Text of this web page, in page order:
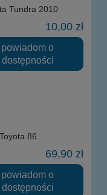
Tundra 2010
10,00 zł
powiadom o
dostępności
86
69,90 zł
powiadom o
dostępności